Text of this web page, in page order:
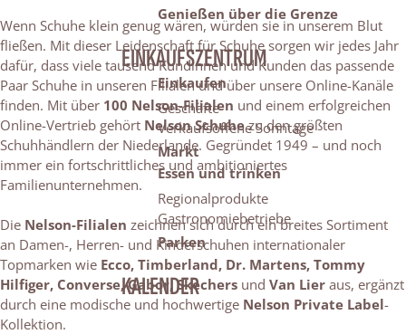
Genießen über die Grenze
EINKAUFSZENTRUM
Einkaufen
Geschäfte
Verkaufsoffene Sonntage
Markt
Essen und trinken
Regionalprodukte
Gastronomiebetriebe
Parken
KALENDER
Wenn Schuhe klein genug wären, würden sie in unserem Blut
fließen. Mit dieser Leidenschaft für Schuhe sorgen wir jedes Jahr
dafür, dass viele tausend Kundinnen und Kunden das passende
Paar Schuhe in unseren Filialen und über unsere Online-Kanäle
finden. Mit über 100 Nelson-Filialen und einem erfolgreichen
Online-Vertrieb gehört Nelson Schuhezu den größten
Schuhhändlern der Niederlande. Gegründet 1949 – und noch
immer ein fortschrittliches und ambitioniertes
Familienunternehmen.
Die Nelson-Filialen zeichnen sich durch ein breites Sortiment
an Damen-, Herren- und Kinderschuhen internationaler
Topmarken wie Ecco, Timberland, Dr. Martens, Tommy
Hilfiger, Converse, Gabor, Skechers und Van Lier aus, ergänzt
durch eine modische und hochwertige Nelson Private Label-
Kollektion.